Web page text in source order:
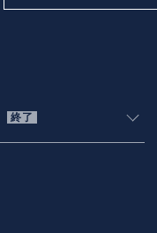
終了